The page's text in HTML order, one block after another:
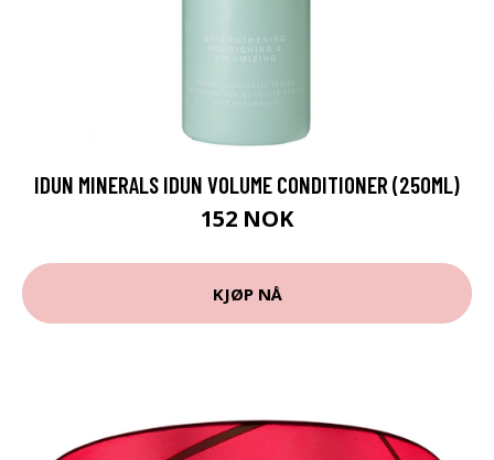
IDUN MINERALS IDUN VOLUME CONDITIONER (250ML)
152 NOK
KJØP NÅ